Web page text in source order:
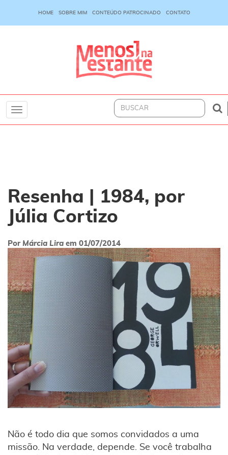
HOME SOBRE MIM CONTEÚDO PATROCINADO CONTATO
Toggle
Resenha | 1984, por
Júlia Cortizo
Por Márcia Lira em 01/07/2014
Não é todo dia que somos convidados a uma
missão. Na verdade, depende. Se você trabalha